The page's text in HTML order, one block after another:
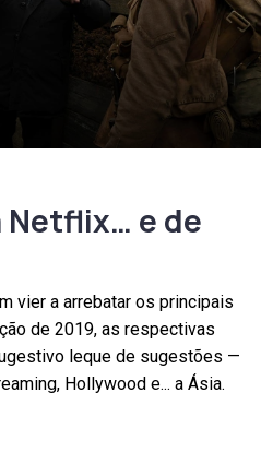
Netflix… e de
vier a arrebatar os principais
de 2019, as respectivas
leque de sugestões —
Hollywood e... a Ásia.